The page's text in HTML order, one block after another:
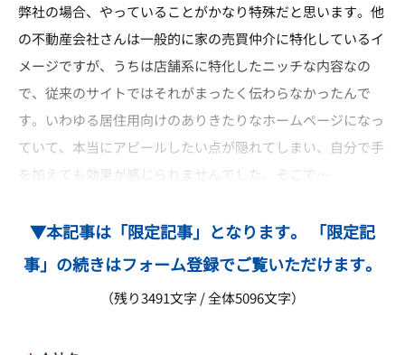
弊社の場合、やっていることがかなり特殊だと思います。他
の不動産会社さんは一般的に家の売買仲介に特化しているイ
メージですが、うちは店舗系に特化したニッチな内容なの
で、従来のサイトではそれがまったく伝わらなかったんで
す。いわゆる居住用向けのありきたりなホームページになっ
ていて、本当にアピールしたい点が隠れてしまい、自分で手
を加えても効果が感じられませんでした。そこで…
▼本記事は「限定記事」となります。 「限定記
事」の続きはフォーム登録でご覧いただけます。
（残り3491文字 / 全体5096文字）